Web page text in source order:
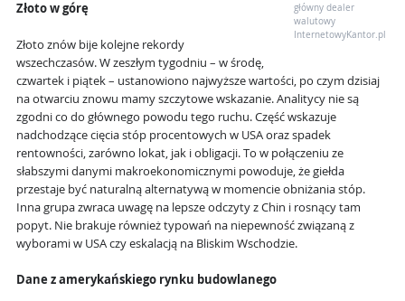
główny dealer
walutowy
InternetowyKantor.pl
Złoto w górę
Złoto znów bije kolejne rekordy
wszechczasów. W zeszłym tygodniu – w środę,
czwartek i piątek – ustanowiono najwyższe wartości, po czym dzisiaj
na otwarciu znowu mamy szczytowe wskazanie. Analitycy nie są
zgodni co do głównego powodu tego ruchu. Część wskazuje
nadchodzące cięcia stóp procentowych w USA oraz spadek
rentowności, zarówno lokat, jak i obligacji. To w połączeniu ze
słabszymi danymi makroekonomicznymi powoduje, że giełda
przestaje być naturalną alternatywą w momencie obniżania stóp.
Inna grupa zwraca uwagę na lepsze odczyty z Chin i rosnący tam
popyt. Nie brakuje również typowań na niepewność związaną z
wyborami w USA czy eskalacją na Bliskim Wschodzie.
Dane z amerykańskiego rynku budowlanego